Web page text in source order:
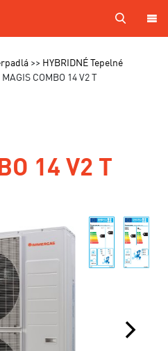
HYBRIDNÉ Tepelné
MAGIS COMBO 14 V2 T
14 V2 T